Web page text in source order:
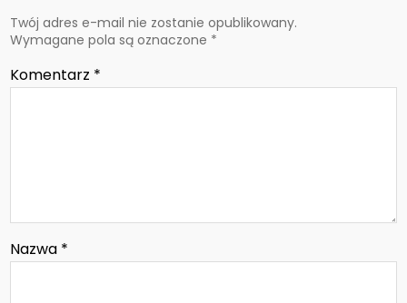
Twój adres e-mail nie zostanie opublikowany.
Wymagane pola są oznaczone *
Komentarz *
Nazwa *